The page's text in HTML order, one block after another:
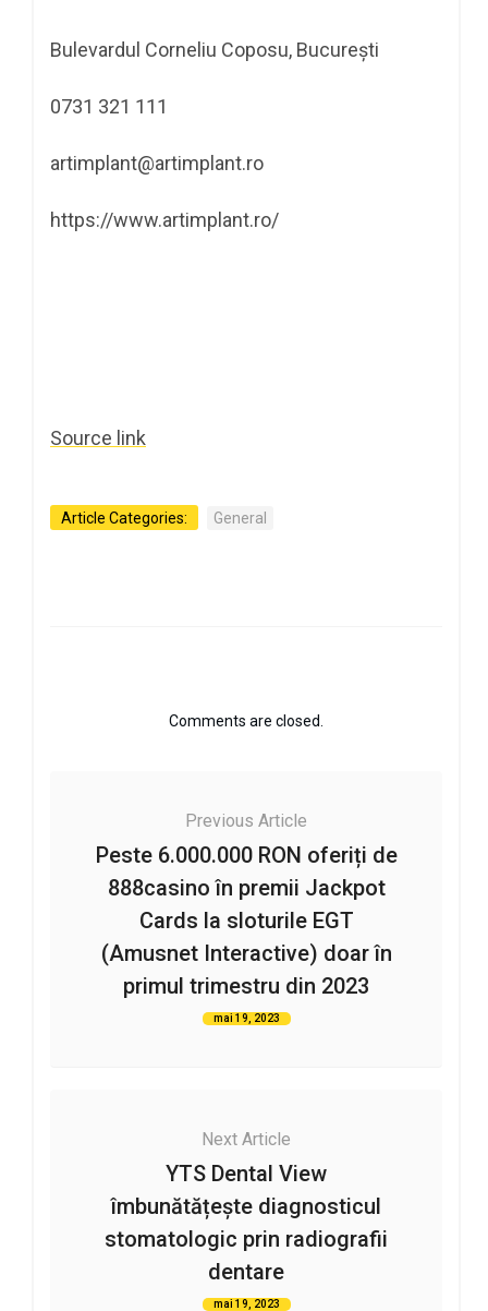
Bulevardul Corneliu Coposu, București
0731 321 111
artimplant@artimplant.ro
https://www.artimplant.ro/
Source link
Article Categories: General
Comments are closed.
Previous Article
Peste 6.000.000 RON oferiți de
888casino în premii Jackpot
Cards la sloturile EGT
(Amusnet Interactive) doar în
primul trimestru din 2023
mai 19, 2023
Next Article
YTS Dental View
îmbunătățește diagnosticul
stomatologic prin radiografii
dentare
mai 19, 2023